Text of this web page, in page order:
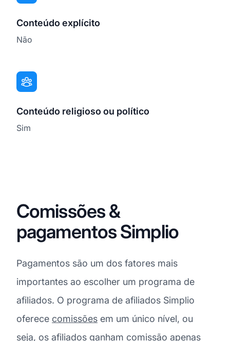
Conteúdo explícito
Não
Conteúdo religioso ou político
Sim
Comissões &
pagamentos Simplio
Pagamentos são um dos fatores mais
importantes ao escolher um programa de
afiliados. O programa de afiliados Simplio
oferece comissões em um único nível, ou
seja, os afiliados ganham comissão apenas